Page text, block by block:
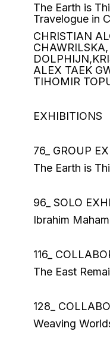
The Earth is
Travelogue in
CHRISTIAN
ALEX TAEK
TIHOMIR
EXHIBITIONS
76_ GROUP
The Earth is
96_ SOLO
Ibrahim
116_
The East
128_
Weaving